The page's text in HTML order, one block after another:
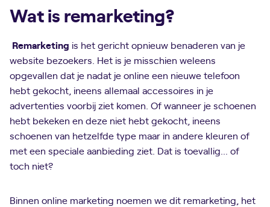
Wat is remarketing?
Remarketing is het gericht opnieuw benaderen van je
website bezoekers. Het is je misschien weleens
opgevallen dat je nadat je online een nieuwe telefoon
hebt gekocht, ineens allemaal accessoires in je
advertenties voorbij ziet komen. Of wanneer je schoenen
hebt bekeken en deze niet hebt gekocht, ineens
schoenen van hetzelfde type maar in andere kleuren of
met een speciale aanbieding ziet. Dat is toevallig… of
toch niet?
Binnen online marketing noemen we dit remarketing, het